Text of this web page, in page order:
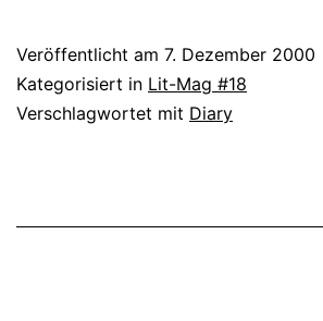
Veröffentlicht am 7. Dezember 2000
Kategorisiert in Lit-Mag #18
Verschlagwortet mit Diary